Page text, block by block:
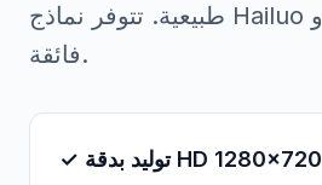
طبيعية. تتوفر نماذج Hailuo و HailuoI2V لجودة
فائقة.
✓ توليد بدقة HD 1280x720